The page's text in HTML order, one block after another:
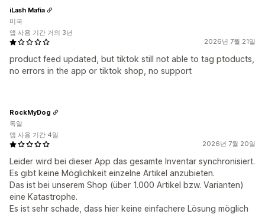
2026년 7월 21일
product feed updated, but tiktok still not able to tag ptoducts,
no errors in the app or tiktok shop, no support
iLash Mafia
미국
앱 사용 기간 거의 3년
2026년 7월 20일
Leider wird bei dieser App das gesamte Inventar synchronisiert.
Es gibt keine Möglichkeit einzelne Artikel anzubieten.
Das ist bei unserem Shop (über 1.000 Artikel bzw. Varianten)
eine Katastrophe.
Es ist sehr schade, dass hier keine einfachere Lösung möglich
RockMyDog
독일
앱 사용 기간 4일